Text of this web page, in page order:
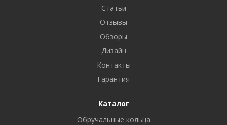
Статьи
Отзывы
Обзоры
Дизайн
Контакты
Гарантия
Каталог
Обручальные кольца